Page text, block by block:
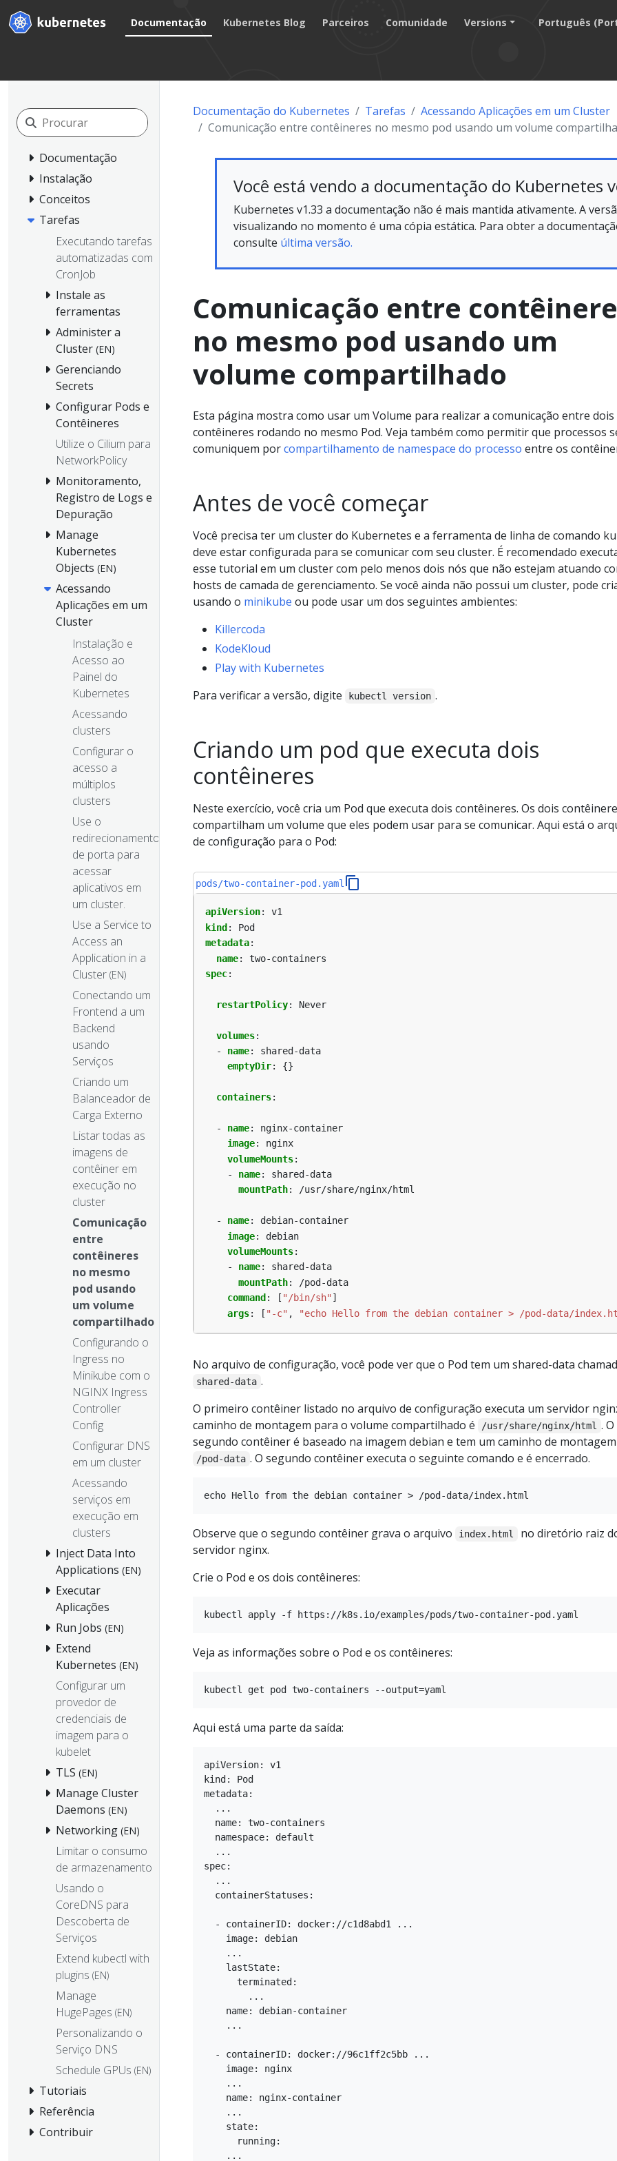
Documentação Kubernetes Blog Parceiros Comunidade Versions Português
Documentação
Instalação
Conceitos
Tarefas
Executando tarefas
automatizadas com
CronJob
Instale as
ferramentas
Administer a
Cluster (EN)
Gerenciando
Secrets
Configurar Pods e
Contêineres
Utilize o Cilium para
NetworkPolicy
Monitoramento,
Registro de Logs e
Depuração
Manage
Kubernetes
Objects (EN)
Acessando
Aplicações em um
Cluster
Instalação e
Acesso ao
Painel do
Kubernetes
Acessando
clusters
Configurar o
acesso a
múltiplos
clusters
Use o
redirecionamento
de porta para
acessar
aplicativos em
um cluster.
Use a Service to
Access an
Application in a
Cluster (EN)
Conectando um
Frontend a um
Backend
usando
Serviços
Criando um
Balanceador de
Carga Externo
Listar todas as
imagens de
contêiner em
execução no
cluster
Comunicação
entre
contêineres
no mesmo
pod usando
um volume
compartilhado
Configurando o
Ingress no
Minikube com o
NGINX Ingress
Controller
Config
Configurar DNS
em um cluster
Acessando
serviços em
execução em
clusters
Inject Data Into
Applications (EN)
Executar
Aplicações
Run Jobs (EN)
Extend
Kubernetes (EN)
Configurar um
provedor de
credenciais de
imagem para o
kubelet
TLS (EN)
Manage Cluster
Daemons (EN)
Networking (EN)
Limitar o consumo
de armazenamento
Usando o
CoreDNS para
Descoberta de
Serviços
Extend kubectl with
plugins (EN)
Manage
HugePages (EN)
Personalizando o
Serviço DNS
Schedule GPUs (EN)
Tutoriais
Referência
Contribuir
Documentação do Kubernetes Tarefas
Acessando Aplicações em um Cluster
Comunicação entre contêineres no mesmo pod usando um volume
Você está vendo a documentação do Kubernetes
Kubernetes v1.33 a documentação não é mais mantida ativamente. A
visualizando no momento é uma cópia estática. Para obter a
consulte última versão.
Comunicação entre
no mesmo pod usando um
volume compartilhado
Esta página mostra como usar um Volume para realizar a comunicação entre dois
contêineres rodando no mesmo Pod. Veja também como permitir que processos
comuniquem porcompartilhamento de namespace do processo entre os
Antes de você começar
Você precisa ter um cluster do Kubernetes e a ferramenta de linha de comando
deve estar configurada para se comunicar com seu cluster. É recomendado
esse tutorial em um cluster com pelo menos dois nós que não estejam atuando
hosts de camada de gerenciamento. Se você ainda não possui um cluster, pode
usando o minikube ou pode usar um dos seguintes ambientes:
Killercoda
KodeKloud
Play with Kubernetes
Para verificar a versão, digite
kubectl version .
Criando um pod que executa dois
contêineres
Neste exercício, você cria um Pod que executa dois contêineres. Os dois
compartilham um volume que eles podem usar para se comunicar. Aqui está o
de configuração para o Pod:
pods/two-container-pod.yaml
apiVersion:
v1
kind :
Pod
metadata:
name:
two-containers
spec:
restartPolicy: Never
volumes:
- name:
shared-data
emptyDir: {}
containers:
- name:
nginx-container
image:
nginx
volumeMounts:
- name:
shared-data
mountPath: /usr/share/nginx/html
- name:
debian-container
image:
debian
volumeMounts:
- name:
shared-data
mountPath:
/pod-data
command : [ "/bin/sh" ]
args: [ "-c" , "echo Hello from the debian container > /pod-data/
No arquivo de configuração, você pode ver que o Pod tem um shared-data
shared-data .
O primeiro contêiner listado no arquivo de configuração executa um servidor
caminho de montagem para o volume compartilhado é
/usr/share/nginx/html . O
segundo contêiner é baseado na imagem debian e tem um caminho de montagem
/pod-data . O segundo contêiner executa o seguinte comando e é encerrado.
Observe que o segundo contêiner grava o arquivo index.html
no diretório raiz
servidor nginx.
Crie o Pod e os dois contêineres:
Veja as informações sobre o Pod e os contêineres:
Aqui está uma parte da saída:
apiVersion: v1
kind: Pod
metadata:
  ...
  name: two-containers
  namespace: default
  ...
spec:
  ...
  containerStatuses:
  - containerID: docker://c1d8abd1 ...
    image: debian
    ...
    lastState:
      terminated:
        ...
    name: debian-container
    ...
  - containerID: docker://96c1ff2c5bb ...
    image: nginx
    ...
    name: nginx-container
    ...
    state:
      running: